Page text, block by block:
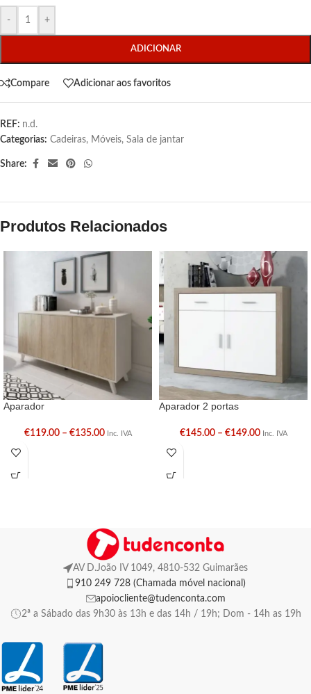
- +
ADICIONAR
Compare Adicionar aos favoritos
REF: n.d.
Categorias: Cadeiras, Móveis, Sala de jantar
Share:
Produtos Relacionados
Aparador
€119.00 – €135.00 Inc. IVA
Aparador 2 portas
€145.00 – €149.00 Inc. IVA
AV D.João IV 1049, 4810-532 Guimarães
910 249 728 (Chamada móvel nacional)
apoiocliente@tudenconta.com
2ª a Sábado das 9h30 às 13h e das 14h / 19h; Dom - 14h as 19h